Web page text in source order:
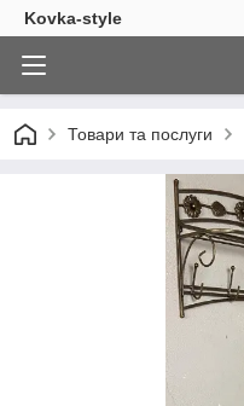
Kovka-style
Товари та послуги